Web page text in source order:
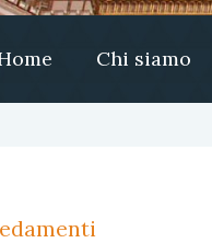
Chi siamo